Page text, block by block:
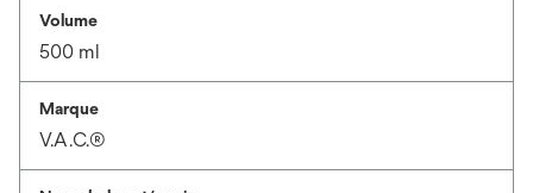
Volume
500 ml
Marque
V.A.C.®